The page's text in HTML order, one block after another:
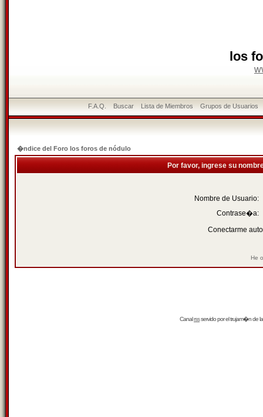
los
F.A.Q. Buscar Lista de Miembros Grupos de Usuarios
�ndice del Foro los foros de nódulo
Por favor, ingrese su
Nombre de Usuario:
Contrase�a:
Conectarme
He
Canalrssservido por eltrujam�nde